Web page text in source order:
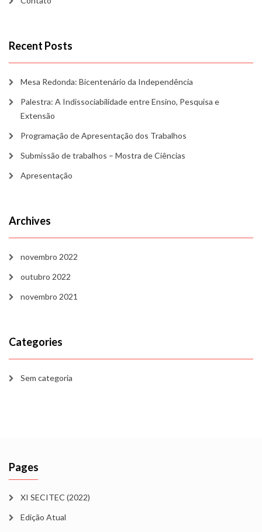
Recent Posts
Mesa Redonda: Bicentenário da Independência
Palestra: A Indissociabilidade entre Ensino, Pesquisa e
Extensão
Programação de Apresentação dos Trabalhos
Submissão de trabalhos – Mostra de Ciências
Apresentação
Archives
novembro 2022
outubro 2022
novembro 2021
Categories
Sem categoria
Pages
XI SECITEC (2022)
Edição Atual